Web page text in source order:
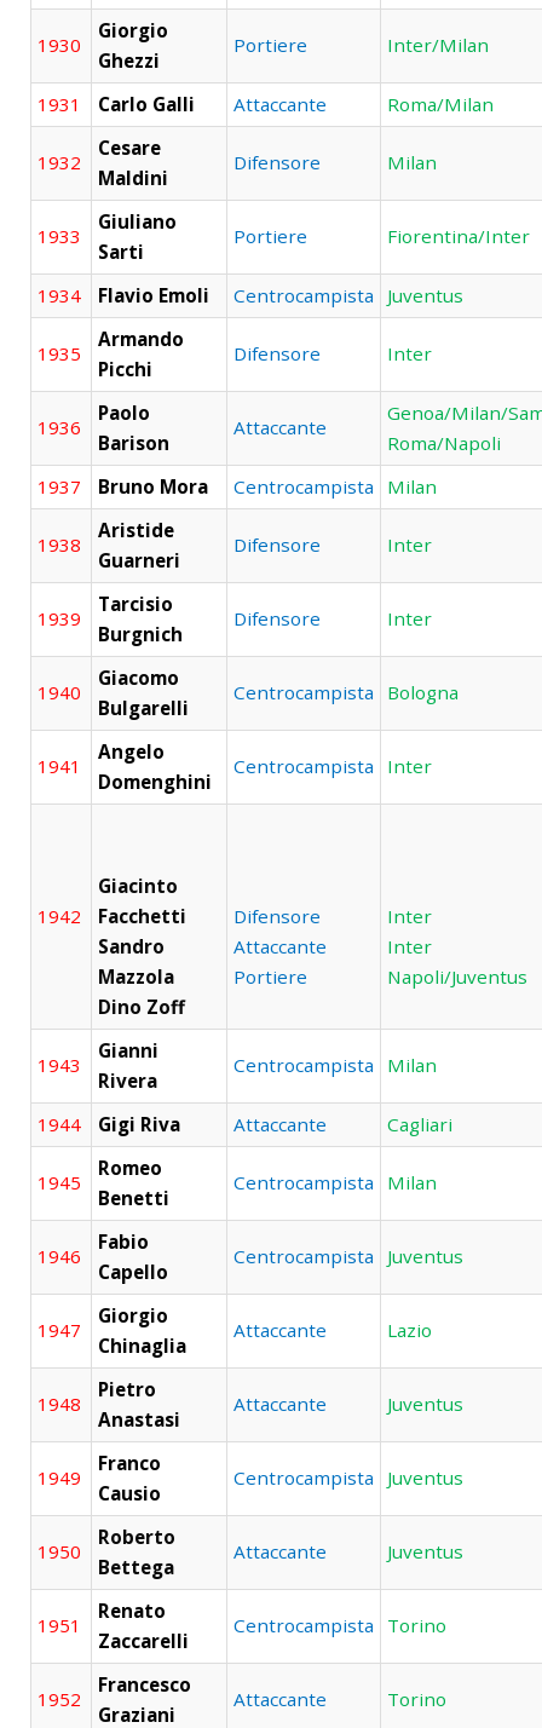
1930
Giorgio
Ghezzi
Portiere Inter/Milan
1931 Carlo Galli Attaccante Roma/Milan
1932
Cesare
Maldini
Difensore Milan
1933
Giuliano
Sarti
Portiere Fiorentina/Inter
1934 Flavio Emoli Centrocampista Juventus
1935
Armando
Picchi
Difensore Inter
1936
Paolo
Barison
Attaccante
Genoa/Milan/
Roma/Napoli
1937
Bruno Mora Centrocampista Milan
1938
Aristide
Guarneri
Difensore Inter
1939
Tarcisio
Burgnich
Difensore Inter
1940
Giacomo
Bulgarelli
Centrocampista Bologna
1941
Angelo
Domenghini
Centrocampista Inter
1942
Giacinto
Facchetti
Sandro
Mazzola
Dino Zoff
Difensore
Attaccante
Portiere
Inter
Inter
Napoli/Juventus
1943
Gianni
Rivera
Centrocampista Milan
1944 Gigi Riva Attaccante Cagliari
1945
Romeo
Benetti
Centrocampista Milan
1946
Fabio
Capello
Centrocampista Juventus
1947
Giorgio
Chinaglia
Attaccante Lazio
1948
Pietro
Anastasi
Attaccante Juventus
1949
Franco
Causio
Centrocampista Juventus
1950
Roberto
Bettega
Attaccante Juventus
1951
Renato
Zaccarelli
Centrocampista Torino
1952
Francesco
Graziani
Attaccante Torino